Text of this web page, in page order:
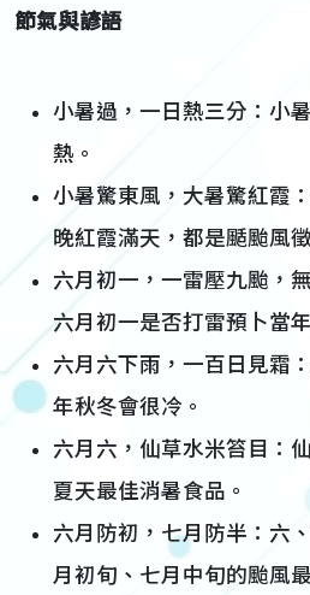
節氣與諺語
小暑過，一日熱三分：小
熱。
小暑驚東風，大暑驚紅霞
晚紅霞滿天，都是颳颱風
六月初一，一雷壓九颱，
六月初一是否打雷預卜當
六月六下雨，一百日見霜
年秋冬會很冷。
六月六，仙草水米笞目：
夏天最佳消暑食品。
六月防初，七月防半：六
月初旬、七月中旬的颱風